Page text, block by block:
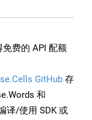
费的 API 配额
GitHub 存
和
译/使用 SDK 或